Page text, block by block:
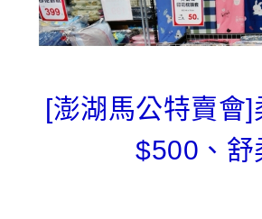
[澎湖馬公特賣會
$500、舒